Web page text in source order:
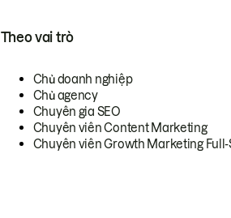
Theo vai trò
Chủ doanh nghiệp
Chủ agency
Chuyên gia SEO
Chuyên viên Content Marketing
Chuyên viên Growth Marketing